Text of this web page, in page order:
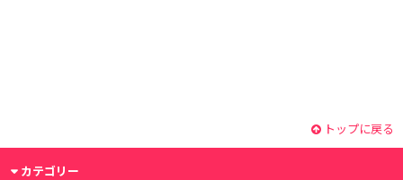
トップに戻る
カテゴリー